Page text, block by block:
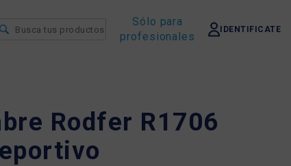
Sólo para
profesionales
IDENTIFICATE
Rodfer R1706